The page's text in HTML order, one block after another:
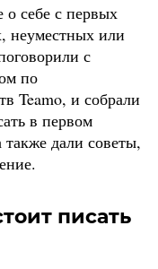
о себе с первых
неуместных или
с
по
Teamo, и собрали
в первом
дали советы,
писать